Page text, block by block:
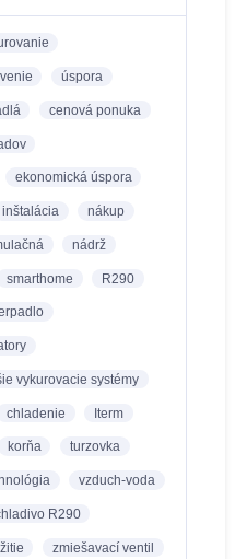
úspora
cenová ponuka
ekonomická úspora
inštalácia nákup
nádrž
smarthome R290
vykurovacie systémy
chladenie Iterm
korňa turzovka
vzduch-voda
R290
zmiešavací ventil